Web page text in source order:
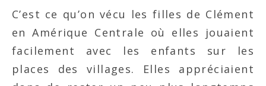
C’est ce qu’on vécu les filles de Clément
en Amérique Centrale où elles jouaient
facilement avec les enfants sur les
places des villages. Elles appréciaient